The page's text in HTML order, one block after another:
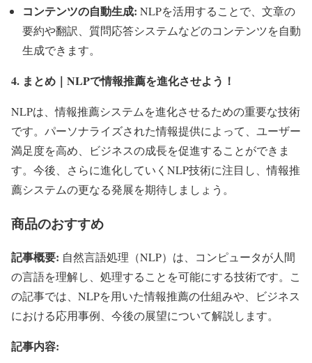
コンテンツの自動生成: NLPを活用することで、文章の
要約や翻訳、質問応答システムなどのコンテンツを自動
生成できます。
4. まとめ｜NLPで情報推薦を進化させよう！
NLPは、情報推薦システムを進化させるための重要な技術
です。パーソナライズされた情報提供によって、ユーザー
満足度を高め、ビジネスの成長を促進することができま
す。今後、さらに進化していくNLP技術に注目し、情報推
薦システムの更なる発展を期待しましょう。
商品のおすすめ
記事概要: 自然言語処理（NLP）は、コンピュータが人間
の言語を理解し、処理することを可能にする技術です。こ
の記事では、NLPを用いた情報推薦の仕組みや、ビジネス
における応用事例、今後の展望について解説します。
記事内容: